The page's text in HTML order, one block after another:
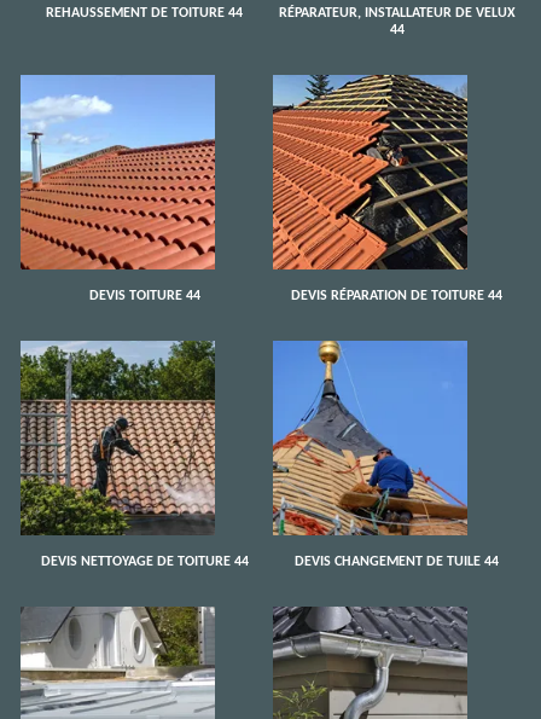
REHAUSSEMENT DE TOITURE 44
RÉPARATEUR, INSTALLATEUR DE VELUX
44
DEVIS TOITURE 44 DEVIS RÉPARATION DE TOITURE 44
DEVIS NETTOYAGE DE TOITURE 44 DEVIS CHANGEMENT DE TUILE 44